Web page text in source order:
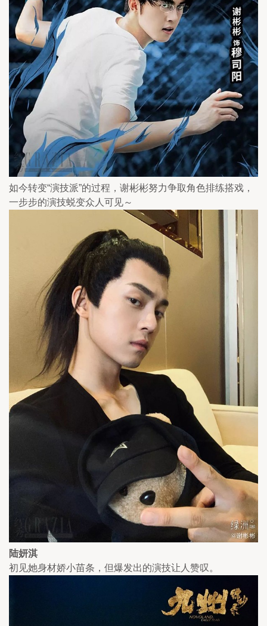
如今转变“演技派”的过程，谢彬彬努力争取角色排练搭戏，
一步步的演技蜕变众人可见～
陆妍淇
初见她身材娇小苗条，但爆发出的演技让人赞叹。